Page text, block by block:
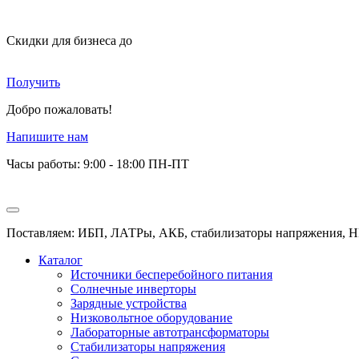
Скидки для бизнеса до
Получить
Добро пожаловать!
Напишите нам
Часы работы: 9:00 - 18:00 ПН-ПТ
Поставляем: ИБП, ЛАТРы, АКБ, стабилизаторы напряжения,
Каталог
Источники бесперебойного питания
Солнечные инверторы
Зарядные устройства
Низковольтное оборудование
Лабораторные автотрансформаторы
Стабилизаторы напряжения